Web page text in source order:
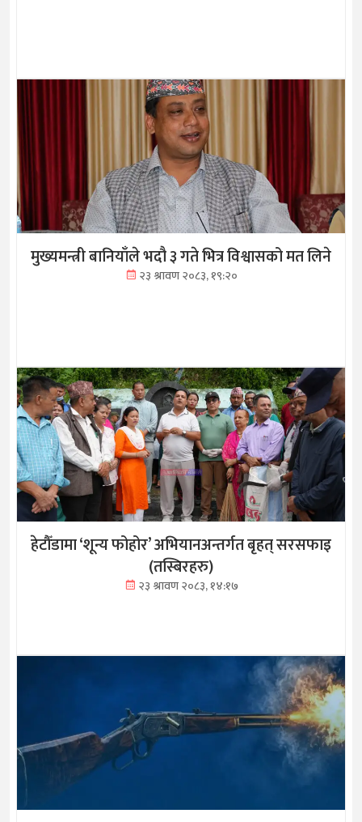
मुख्यमन्त्री बानियाँले भदौ ३ गते भित्र विश्वासको मत लिने
२३ श्रावण २०८३, १९:२०
हेटौँडामा ‘शून्य फोहोर’ अभियानअन्तर्गत बृहत् सरसफाइ
(तस्बिरहरु)
२३ श्रावण २०८३, १४:१७